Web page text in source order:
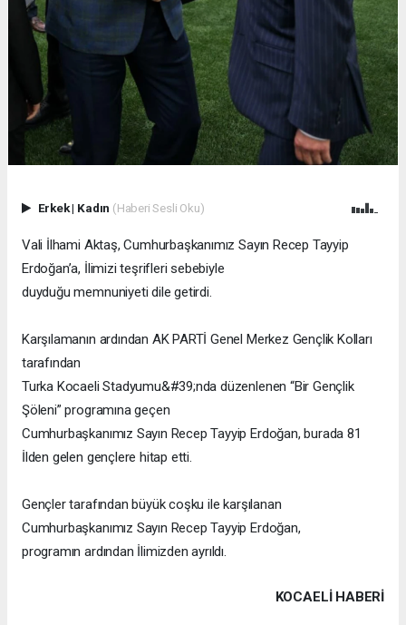
Erkek| Kadın (Haberi Sesli Oku)
Vali İlhami Aktaş, Cumhurbaşkanımız Sayın Recep Tayyip
Erdoğan’a, İlimizi teşrifleri sebebiyle
duyduğu memnuniyeti dile getirdi.
Karşılamanın ardından AK PARTİ Genel Merkez Gençlik Kolları
tarafından
Turka Kocaeli Stadyumu&#39;nda düzenlenen “Bir Gençlik
Şöleni” programına geçen
Cumhurbaşkanımız Sayın Recep Tayyip Erdoğan, burada 81
İlden gelen gençlere hitap etti.
Gençler tarafından büyük coşku ile karşılanan
Cumhurbaşkanımız Sayın Recep Tayyip Erdoğan,
programın ardından İlimizden ayrıldı.
KOCAELI HABERİ